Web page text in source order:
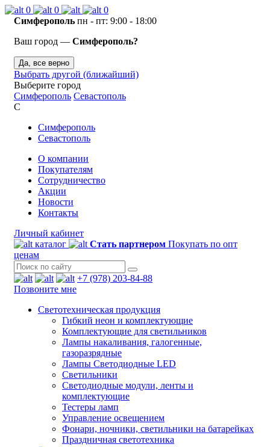
0 0
0
Симферополь пн - пт: 9:00 - 18:00
Ваш город — Симферополь?
Да, все верно
Выбрать другой (ближайший)
Выберите город
Симферополь Севастополь
С
Симферополь
Севастополь
О компании
Покупателям
Сотрудничество
Акции
Новости
Контакты
Личный кабинет
каталог
Стать партнером Покупать по опт
ценам
+7 (978) 203-84-88
Позвоните мне
Светотехническая продукция
Гибкий неон и комплектующие
Комплектующие для светильников
Лампы накаливания, галогенные,
газоразрядные
Лампы Светодиодные LED
Светильники
Светодиодные модули, ленты и
комплектующие
Тестеры ламп
Управление освещением
Фонари, ночники, светильники на батарейках
Праздничная светотехника